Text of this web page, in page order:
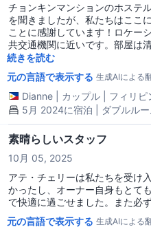
チョンキンマンションのホステ
を聞きましたが、私たちはここ
ことに感謝しています！ロケー
共交通機関に近いです。部屋は
ェックインの際に私たちを手助
ィリピン人（プラス点）で、と
た、オーナーのクマールさんと
は毎日部屋を掃除してくれます
の水もあります。冷蔵庫と電子
持ち込むこともできます。この
くお勧めします！次回の香港旅
りません！
続きを読む
元の言語で表示する 生成AIによる
Dianne カップル
フィリピ
5月 2024に宿泊 | ダブルルー
素晴らしいスタッフ
10月 05, 2025
アテ・チェリーは私たちを受け
かったし、オーナー自身もとて
で快適に過ごせました。また必
元の言語で表示する 生成AIによる